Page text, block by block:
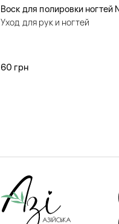
Воск для полировки ногтей
Уход для рук и ногтей
60 грн